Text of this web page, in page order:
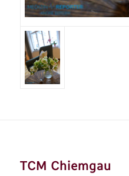
TCM Chiemgau